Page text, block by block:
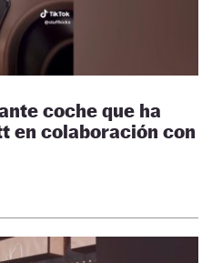
coche que ha
en colaboración con